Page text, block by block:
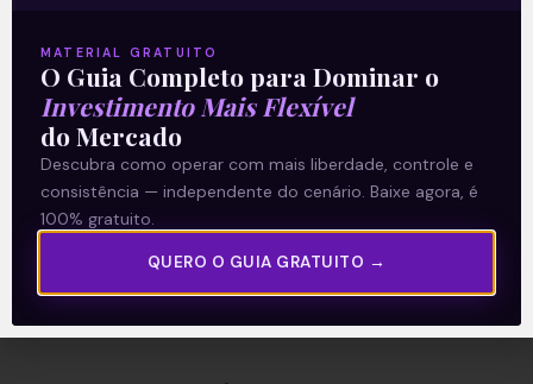
Termos e Condições
Política de Privacidade
Explore
Artigos
E Eu Com Isso?
MATERIAL GRATUITO
O Guia Completo para Dominar o
Investimento Mais Flexível
do Mercado
Descubra como operar com mais liberdade, controle e
consistência — independente do cenário. Baixe agora, é
100% gratuito.
QUERO O GUIA GRATUITO →